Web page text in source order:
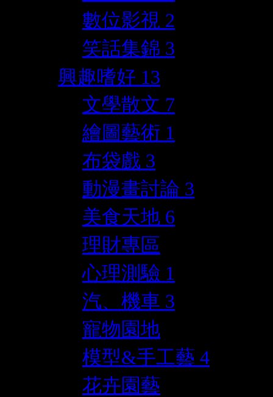
數位影視 2
笑話集錦 3
興趣嗜好 13
文學散文 7
繪圖藝術 1
布袋戲 3
動漫畫討論 3
美食天地 6
理財專區
心理測驗 1
汽、機車 3
寵物園地
模型&手工藝 4
花卉園藝